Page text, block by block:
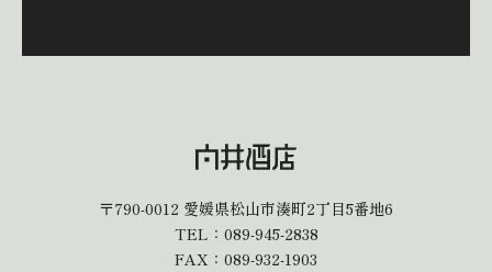
〒790-0012 愛媛県松山市湊町2丁目5番地6
TEL： 089-945-2838
FAX：089-932-1903